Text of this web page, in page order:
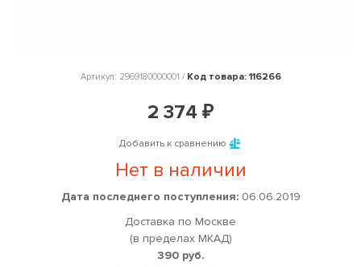
Артикул: 2969180000001 / Код товара: 116266
2 374 ₽
Добавить к сравнению
Нет в наличии
Дата последнего поступления:06.06.2019
Доставка по Москве
(в пределах МКАД)
390 руб.